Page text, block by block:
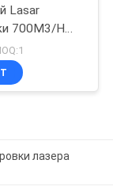
Lasar
700M3/H
лазера